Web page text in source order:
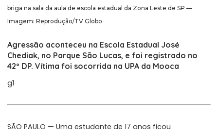
briga na sala da aula de escola estadual da Zona Leste de SP —
Imagem: Reprodução/TV Globo
Agressão aconteceu na Escola Estadual José
Chediak, no Parque São Lucas, e foi registrado no
42º DP. Vítima foi socorrida na UPA da Mooca
g1
SÃO PAULO — Uma estudante de 17 anos ficou